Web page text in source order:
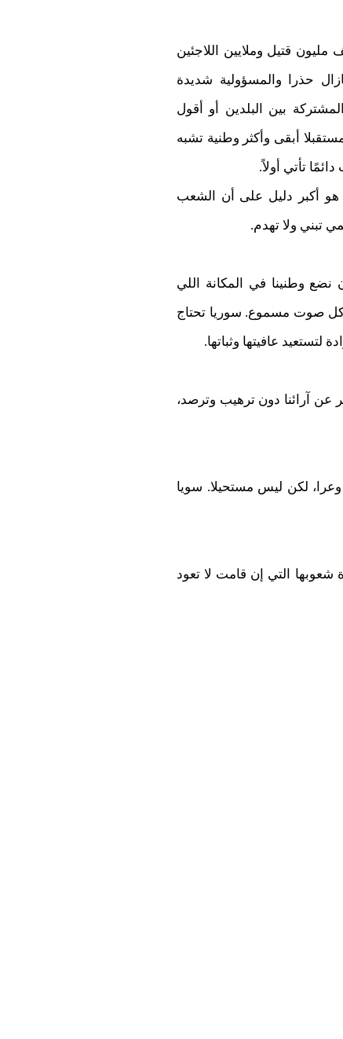
قتيل وملايين اللاجئين
حذرا والمسؤولية شديدة
بين البلدين أو أقول
أبقى وأكثر وطنية تشبه
تأتي أولاً.
هو أكبر دليل على أن الشعب
تبني ولا تهدم.
نضع وطنينا في المكانة اللي
كل صوت مسموع. سوريا تحتاج
عافيتها وثباتها.
عن آرائنا دون ترهيب وترصد،
لكن ليس مستحيلا. سويا
شعوبها التي إن قامت لا تعود